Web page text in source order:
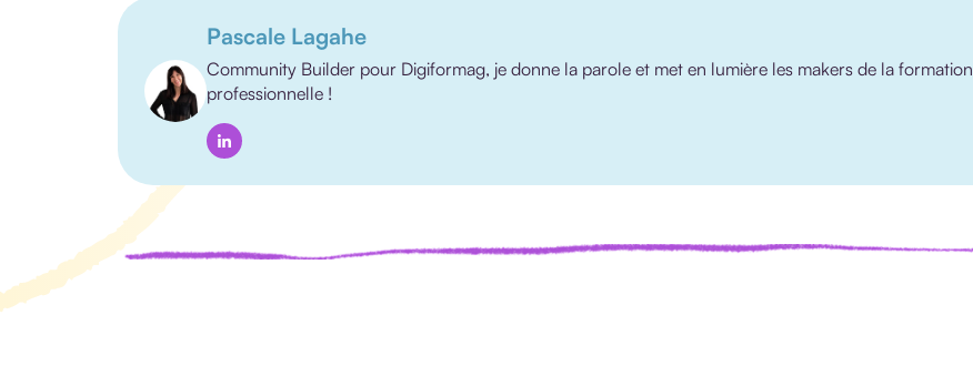
Pascale Lagahe
Community Builder pour Digiformag, je donne la parole et met en lumière les makers de la formation
professionnelle !